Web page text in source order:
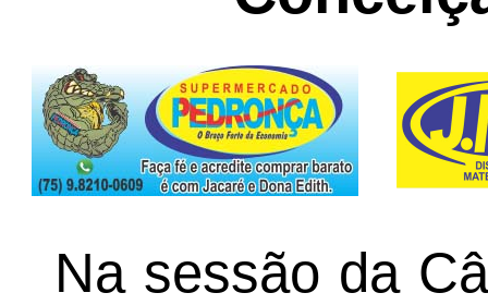
Na sessão da